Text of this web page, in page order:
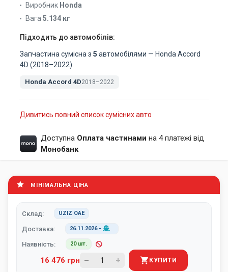
Виробник Honda
Вага 5.134 кг
Підходить до автомобілів:
Запчастина сумісна з 5 автомобілями — Honda Accord
4D (2018–2022).
Honda Accord 4D2018–2022
Дивитись повний список сумісних авто
Доступна Оплата частинами на 4 платежі від
Монобанк
МІНІМАЛЬНА ЦІНА
Склад: UZIZ ОАЕ
Доставка: 26.11.2026-
Наявність: 20 шт.
16 476 грн КУПИТИ